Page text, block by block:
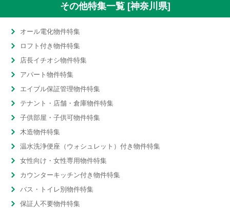
その他特集一覧 [神奈川県]
オール電化物件特集
ロフト付き物件特集
店長イチオシ物件特集
アパート物件特集
エイブル保証管理物件特集
テナント・店舗・倉庫物件特集
子供部屋・子供可物件特集
木造物件特集
温水洗浄便座（ウォシュレット）付き物件特集
女性向け・女性専用物件特集
カウンターキッチン付き物件特集
バス・トイレ別物件特集
保証人不要物件特集